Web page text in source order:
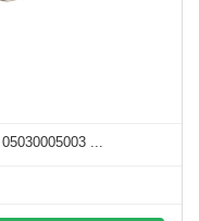
...